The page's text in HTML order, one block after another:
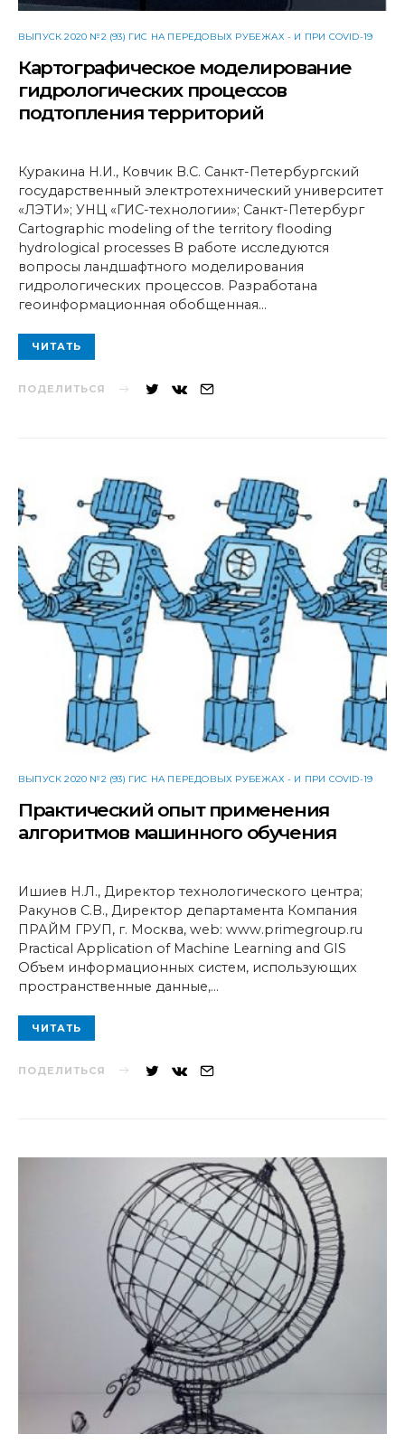
ВЫПУСК 2020 №2 (93) ГИС НА ПЕРЕДОВЫХ РУБЕЖАХ - И ПРИ COVID-19
Картографическое моделирование
гидрологических процессов
подтопления территорий
Куракина Н.И., Ковчик В.С. Санкт-Петербургский
государственный электротехнический университет
«ЛЭТИ»; УНЦ «ГИС-технологии»; Санкт-Петербург
Cartographic modeling of the territory flooding
hydrological processes В работе исследуются
вопросы ландшафтного моделирования
гидрологических процессов. Разработана
геоинформационная обобщенная…
ЧИТАТЬ
ПОДЕЛИТЬСЯ
ВЫПУСК 2020 №2 (93) ГИС НА ПЕРЕДОВЫХ РУБЕЖАХ - И ПРИ COVID-19
Практический опыт применения
алгоритмов машинного обучения
Ишиев Н.Л., Директор технологического центра;
Ракунов С.В., Директор департамента Компания
ПРАЙМ ГРУП, г. Москва, web: www.primegroup.ru
Practical Application of Machine Learning and GIS
Объем информационных систем, использующих
пространственные данные,…
ЧИТАТЬ
ПОДЕЛИТЬСЯ